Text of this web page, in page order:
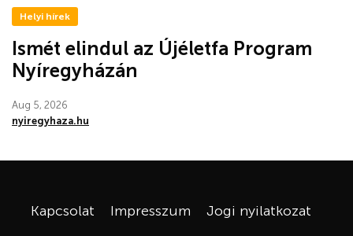
Helyi hírek
Ismét elindul az Újéletfa Program
Nyíregyházán
Aug 5, 2026
nyiregyhaza.hu
Kapcsolat Impresszum Jogi nyilatkozat